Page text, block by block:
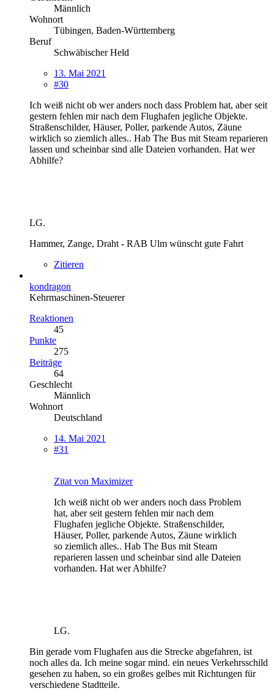
Männlich
Wohnort
Tübingen, Baden-Württemberg
Beruf
Schwäbischer Held
13. Mai 2021
#30
Ich weiß nicht ob wer anders noch dass Problem hat, aber seit
gestern fehlen mir nach dem Flughafen jegliche Objekte.
Straßenschilder, Häuser, Poller, parkende Autos, Zäune
wirklich so ziemlich alles.. Hab The Bus mit Steam reparieren
lassen und scheinbar sind alle Dateien vorhanden. Hat wer
Abhilfe?
LG.
Hammer, Zange, Draht - RAB Ulm wünscht gute Fahrt
Zitieren
kondragon
Kehrmaschinen-Steuerer
Reaktionen
45
Punkte
275
Beiträge
64
Geschlecht
Männlich
Wohnort
Deutschland
14. Mai 2021
#31
Zitat von Maximizer
Ich weiß nicht ob wer anders noch dass Problem
hat, aber seit gestern fehlen mir nach dem
Flughafen jegliche Objekte. Straßenschilder,
Häuser, Poller, parkende Autos, Zäune wirklich
so ziemlich alles.. Hab The Bus mit Steam
reparieren lassen und scheinbar sind alle Dateien
vorhanden. Hat wer Abhilfe?
LG.
Bin gerade vom Flughafen aus die Strecke abgefahren, ist
noch alles da. Ich meine sogar mind. ein neues Verkehrsschild
gesehen zu haben, so ein großes gelbes mit Richtungen für
verschiedene Stadtteile.